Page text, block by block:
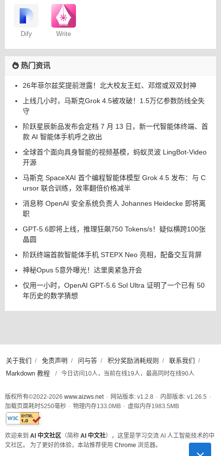
Dify
Write
热门资讯
26年菲尔兹奖提前泄露！北大校友王虹、邓煜或双双封神
上线几小时，马斯克Grok 4.5被攻破！1.5万亿参数防线全失
守
阶跃星辰新品发布会定档 7 月 13 日，新一代智能体终端、首
款 AI 智能体手机呼之欲出
全球首个面向具身智能的视频基模，蚂蚁灵波 LingBot-Video
开源
马斯克 SpaceXAI 首个编程智能体模型 Grok 4.5 发布：与 C
ursor 联合训练，效率翻倍价格减半
消息称 OpenAI 安全系统负责人 Johannes Heidecke 即将离
职
GPT-5.6即将上线，推理狂飙750 Tokens/s！疑似横跨100张
晶圆
阶跃终端首款智能体手机 STEPX Neo 亮相，配备交互背屏
神秘Opus 5意外曝光！达里奥紧急开会
仅用一小时，OpenAI GPT-5.6 Sol Ultra 证明了一个已有 50
年历史的数学猜想
关于我们 / 免责声明 / 问与答 / 积分奖励消耗规则 / 联系我们 /
Markdown 教程 / 今日访问10人，当前在线19人，最高同时在线90人
版权所有©2022-2026 www.aizws.net · 网站版本: v1.2.8 · 内部版本: v1.26.5 ·
加载页面耗时5250毫秒 · 物理内存133.0MB · 虚拟内存1983.5 MB
此页面已通过W3C XHTML 1.0 Strict标准验证
欢迎来到 AI 中文社区 （简称 AI 中文社），这里是学习交流 AI 人工智能技术的中
文社区。 为了更好的体验，本站推荐使用 Chrome 浏览器。